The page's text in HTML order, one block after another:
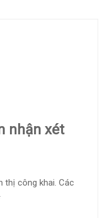
nhận xét
thị công khai. Các